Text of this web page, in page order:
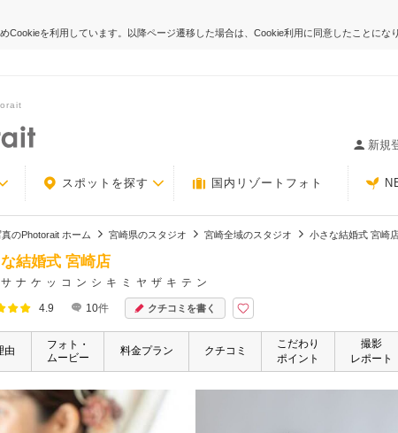
Cookieを利用しています。以降ページ遷移した場合は、Cookie利用に同意したことにな
新規
スポットを探す 国内リゾートフォト
のPhotorait ホーム 宮崎県のスタジオ 宮崎全域のスタジオ 小さな結婚式 宮崎
結婚式 宮崎店
ナケッコンシキミヤザキテン
4.9 10件 クチコミを書く
由
フォト・
ムービー
料金プラン クチコミ
こだわり
ポイント
撮影
レポート